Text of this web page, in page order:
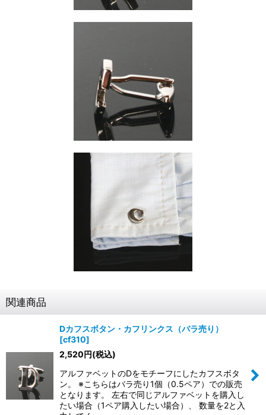
関連商品
Dカフスボタン・カフリンクス（バラ売り）
[cf310]
2,520円(税込)
アルファベットのDをモチーフにしたカフスボタ
ン。 ※こちらはバラ売り1個（0.5ペア）での販売
となります。 左右で同じアルファベットを購入し
たい場合（1ペア購入したい場合）、 数量を2と入